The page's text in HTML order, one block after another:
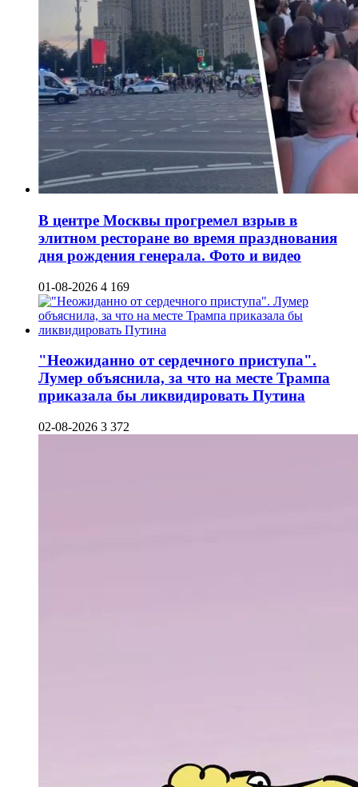
В центре Москвы прогремел взрыв в
элитном ресторане во время празднования
дня рождения генерала. Фото и видео
01-08-2026 4 169
"Неожиданно от сердечного приступа".
Лумер объяснила, за что на месте Трампа
приказала бы ликвидировать Путина
02-08-2026 3 372